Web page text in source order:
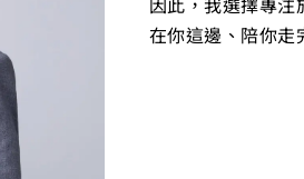
在你這邊、陪你走